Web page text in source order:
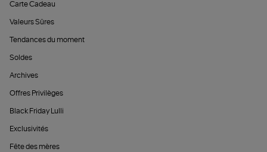
Carte Cadeau
Valeurs Sûres
Tendances du moment
Soldes
Archives
Offres Privilèges
Black Friday Lulli
Exclusivités
Fête des mères